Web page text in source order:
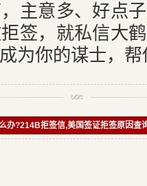
主意多、好点
签，就私信大
为你的谋士，
办?214B拒签信,美国签证拒签原因查